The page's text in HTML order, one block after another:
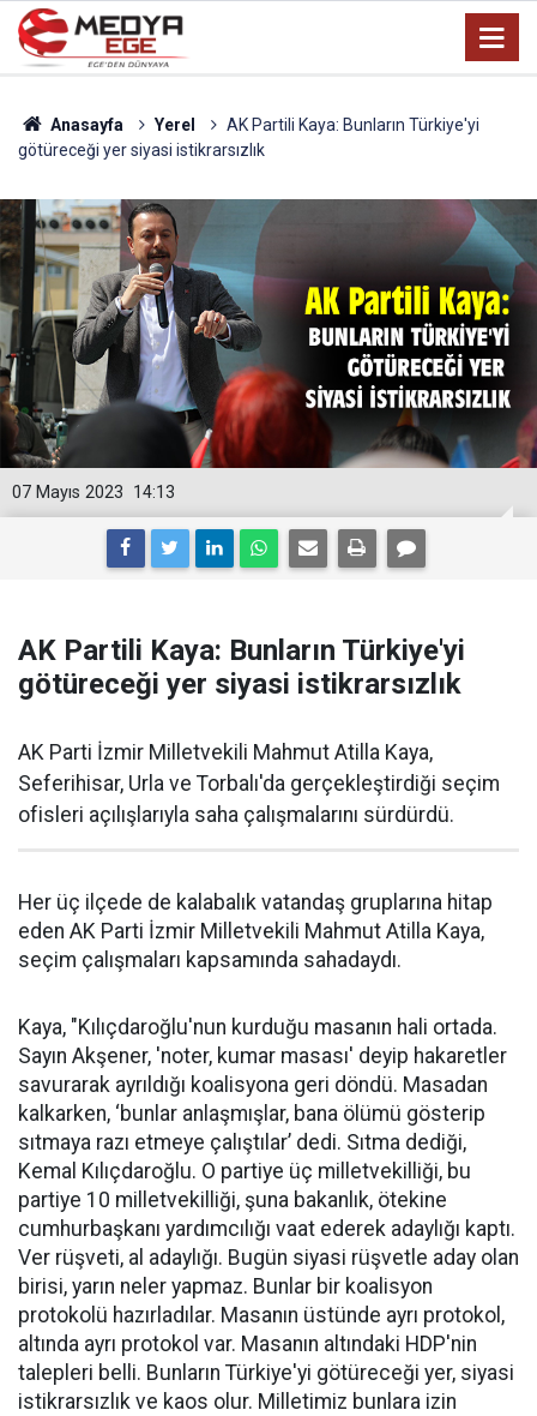
Anasayfa Yerel
AK Partili Kaya: Bunların Türkiye'yi
götüreceği yer siyasi istikrarsızlık
14:13
07 Mayıs 2023
AK Partili Kaya: Bunların Türkiye'yi
götüreceği yer siyasi istikrarsızlık
AK Parti İzmir Milletvekili Mahmut Atilla Kaya,
Seferihisar, Urla ve Torbalı'da gerçekleştirdiği seçim
ofisleri açılışlarıyla saha çalışmalarını sürdürdü.
Her üç ilçede de kalabalık vatandaş gruplarına hitap
eden AK Parti İzmir Milletvekili Mahmut Atilla Kaya,
seçim çalışmaları kapsamında sahadaydı.
Kaya, "Kılıçdaroğlu'nun kurduğu masanın hali ortada.
Sayın Akşener, 'noter, kumar masası' deyip hakaretler
savurarak ayrıldığı koalisyona geri döndü. Masadan
kalkarken, ‘bunlar anlaşmışlar, bana ölümü gösterip
sıtmaya razı etmeye çalıştılar’ dedi. Sıtma dediği,
Kemal Kılıçdaroğlu. O partiye üç milletvekilliği, bu
partiye 10 milletvekilliği, şuna bakanlık, ötekine
cumhurbaşkanı yardımcılığı vaat ederek adaylığı kaptı.
Ver rüşveti, al adaylığı. Bugün siyasi rüşvetle aday olan
birisi, yarın neler yapmaz. Bunlar bir koalisyon
protokolü hazırladılar. Masanın üstünde ayrı protokol,
altında ayrı protokol var. Masanın altındaki HDP'nin
talepleri belli. Bunların Türkiye'yi götüreceği yer, siyasi
istikrarsızlık ve kaos olur. Milletimiz bunlara izin